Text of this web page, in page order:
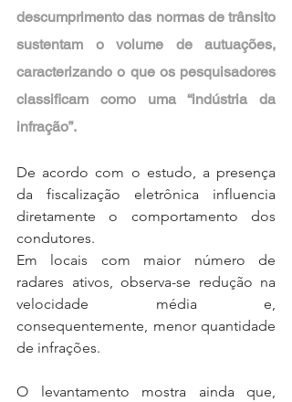
descumprimento das normas de trânsito
sustentam o volume de autuações,
caracterizando o que os pesquisadores
classificam como uma “indústria da
infração”.
De acordo com o estudo, a presença
da fiscalização eletrônica influencia
diretamente o comportamento dos
condutores.
Em locais com maior número de
radares ativos, observa-se redução na
velocidade média e,
consequentemente, menor quantidade
de infrações.
O levantamento mostra ainda que,